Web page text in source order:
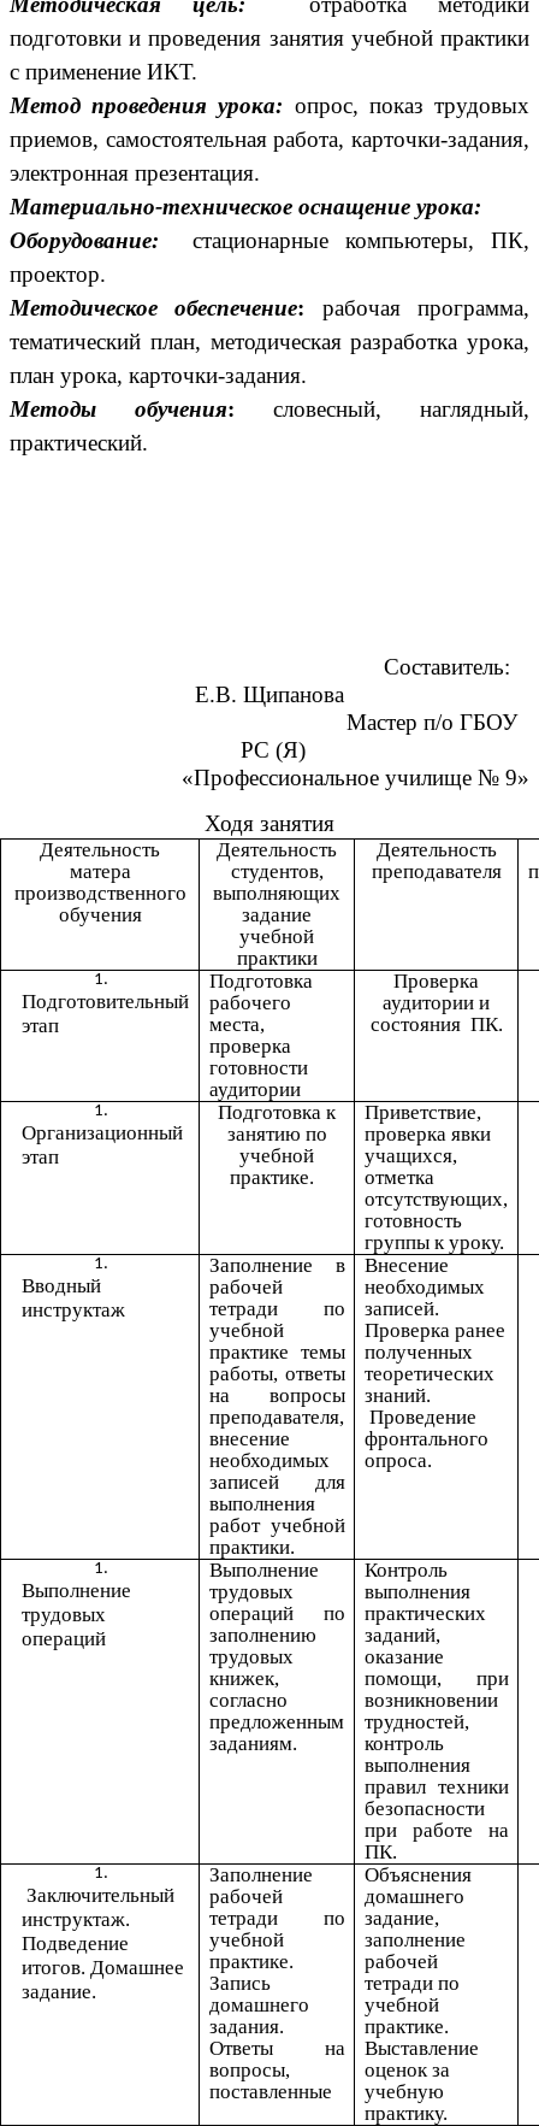
подготовки и проведения занятия учебной практики
с применение ИКТ.
Метод проведения урока: опрос, показ трудовых
приемов, самостоятельная работа, карточки-задания,
электронная презентация.
Материально-техническое оснащение урока:
Оборудование:
стационарные компьютеры, ПК,
проектор.
Методическое обеспечение: рабочая программа,
тематический план, методическая разработка урока,
план урока, карточки-задания.
Методы обучения: словесный, наглядный,
практический.
Составитель:
Е.В. Щипанова
Мастер п/о ГБОУ
РС (Я)
«Профессиональное училище № 9»
Ходя занятия
Деятельность
матера
производственного
обучения
Деятельность
студентов,
выполняющих
задание
учебной
практики
Деятельность
преподавателя
Подготовительный
этап
Подготовка
рабочего
места,
проверка
готовности
аудитории
Проверка
аудитории и
состояния ПК.
Организационный
этап
Подготовка к
занятию по
учебной
практике.
Приветствие,
проверка явки
учащихся,
отметка
отсутствующих,
готовность
группы к уроку.
Вводный
инструктаж
Заполнение в
рабочей
тетради по
учебной
практике темы
работы, ответы
на вопросы
преподавателя,
внесение
необходимых
записей для
выполнения
работ учебной
практики.
Внесение
необходимых
записей.
Проверка ранее
полученных
теоретических
знаний.
Проведение
фронтального
опроса.
Выполнение
трудовых
операций
Выполнение
трудовых
операций по
заполнению
трудовых
книжек,
согласно
предложенным
заданиям.
Контроль
выполнения
практических
заданий,
оказание
помощи, при
возникновении
трудностей,
контроль
выполнения
правил техники
безопасности
при работе на
ПК.
Заключительный
инструктаж.
Подведение
итогов. Домашнее
задание.
Заполнение
рабочей
тетради по
учебной
практике.
Запись
домашнего
задания.
Ответы на
вопросы,
поставленные
Объяснения
домашнего
задание,
заполнение
рабочей
тетради по
учебной
практике.
Выставление
оценок за
учебную
практику.